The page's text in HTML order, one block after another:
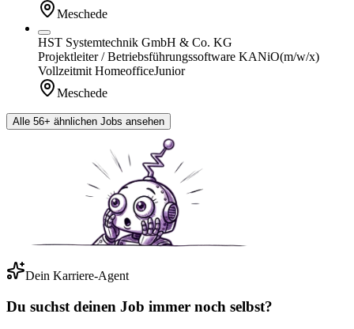
Meschede
HST Systemtechnik GmbH & Co. KG
Projektleiter / Betriebsführungssoftware KANiO(m/w/x)
Vollzeitmit HomeofficeJunior
Meschede
Alle 56+ ähnlichen Jobs ansehen
Dein Karriere-Agent
Du suchst deinen Job immer noch selbst?